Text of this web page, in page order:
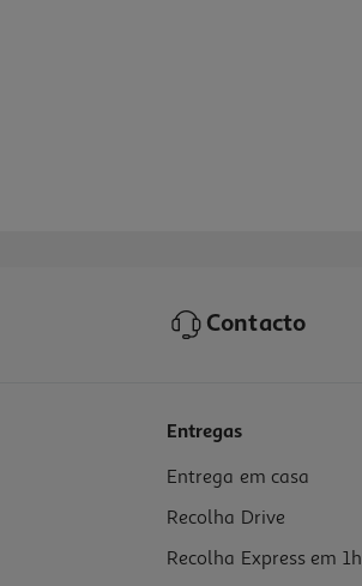
S26
Contacto
Entregas
Entrega em casa
Recolha Drive
Recolha Express em 1h